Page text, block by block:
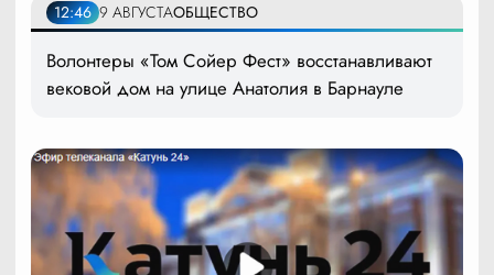
12:46 9 АВГУСТАОБЩЕСТВО
Волонтеры «Том Сойер Фест» восстанавливают
вековой дом на улице Анатолия в Барнауле